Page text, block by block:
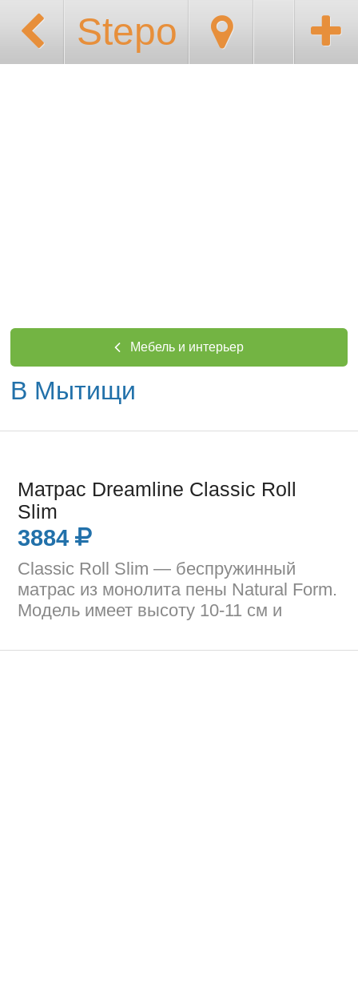
Stepo
Мебель и интерьер
В Мытищи
Матрас Dreamline Classic Roll
Slim
3884
Classic Roll Slim — беспружинный
матрас из монолита пены Natural Form.
Модель имеет высоту 10-11 см и